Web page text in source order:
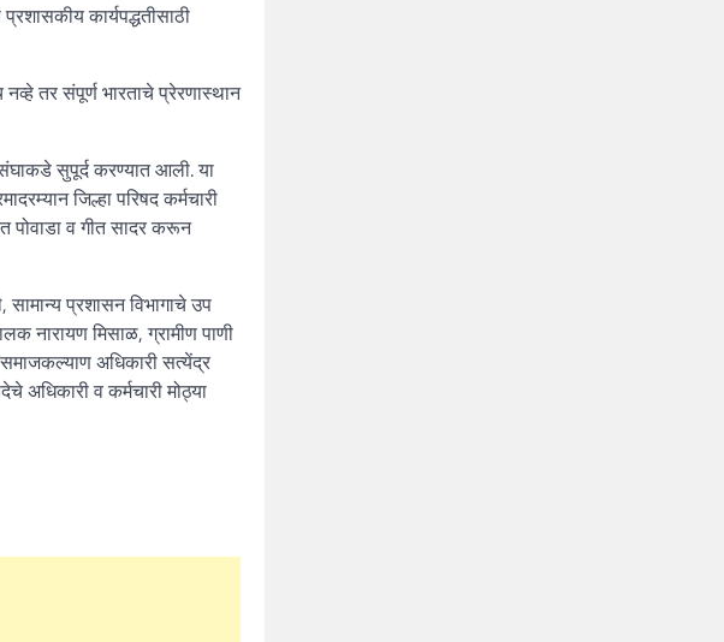
कार्यपद्धतीसाठी
तर संपूर्ण भारताचे प्रेरणास्थान
संघाकडे सुपूर्द करण्यात आली. या
जिल्हा परिषद कर्मचारी
पोवाडा व गीत सादर करून
प्रशासन विभागाचे उप
नारायण मिसाळ, ग्रामीण पाणी
समाजकल्याण अधिकारी सत्येंद्र
अधिकारी व कर्मचारी मोठ्या